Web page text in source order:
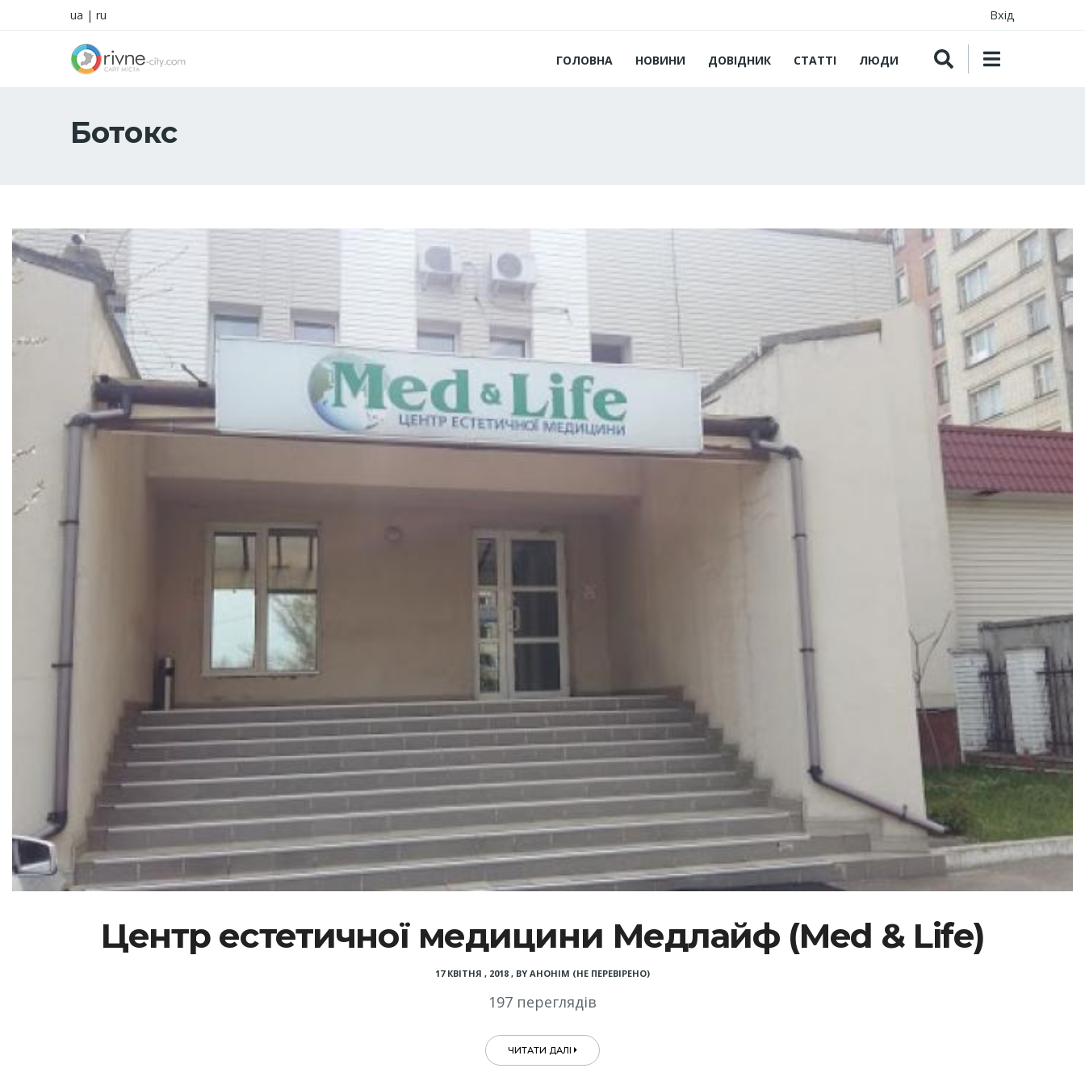
ua | ru Вхід
ГОЛОВНА НОВИНИ ДОВІДНИК СТАТТІ ЛЮДИ
Ботокс
Центр естетичної медицини Медлайф (Med & Life)
17 КВІТНЯ , 2018 , BY АНОНІМ (НЕ ПЕРЕВІРЕНО)
197 переглядів
ЧИТАТИ ДАЛІ